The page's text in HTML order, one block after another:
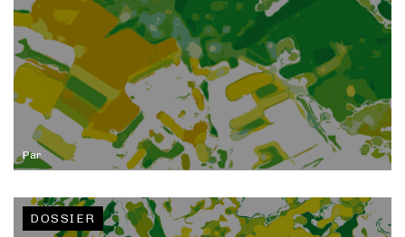
Par
DOSSIER